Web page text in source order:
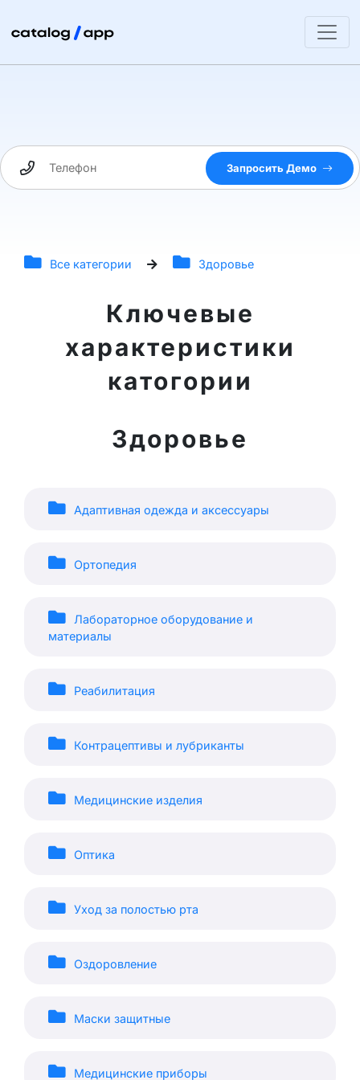
Запросить Демо
Все категории Здоровье
Ключевые
характеристики
катогории
Здоровье
Адаптивная одежда и аксессуары
Ортопедия
Лабораторное оборудование и
материалы
Реабилитация
Контрацептивы и лубриканты
Медицинские изделия
Оптика
Уход за полостью рта
Оздоровление
Маски защитные
Медицинские приборы